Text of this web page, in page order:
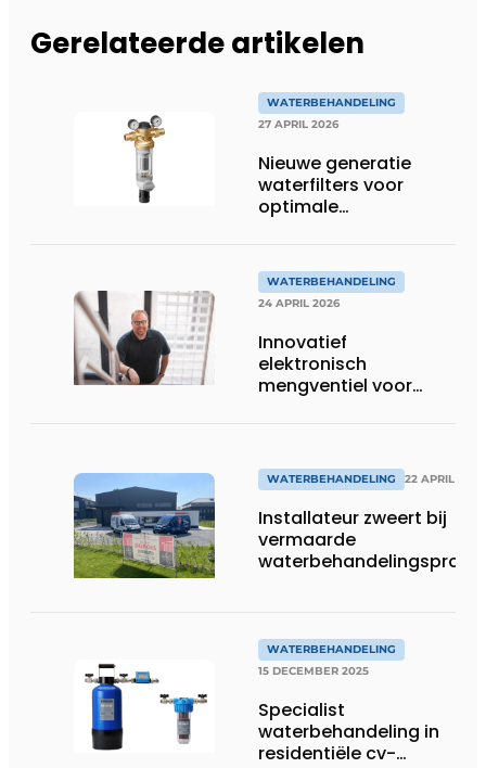
Gerelateerde artikelen
WATERBEHANDELING
27 APRIL 2026
Nieuwe generatie
waterfilters voor
optimale
WATERBEHANDELING
24 APRIL 2026
Innovatief
elektronisch
mengventiel voor
WATERBEHANDELING 22 APRIL 2026
Installateur zweert bij
vermaarde
WATERBEHANDELING
15 DECEMBER 2025
Specialist
waterbehandeling in
residentiële cv-